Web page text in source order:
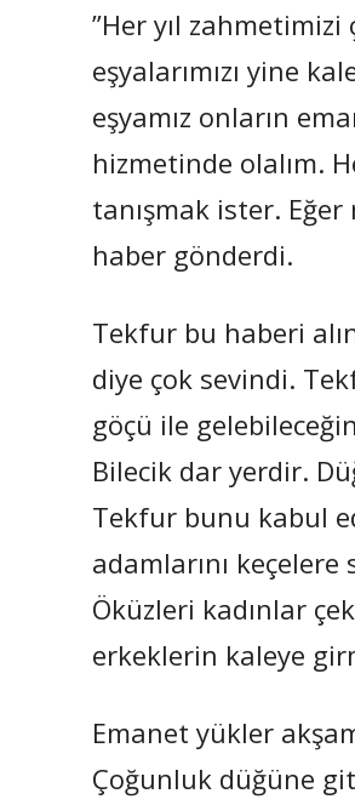
”Her yıl
eşyalarımızı yine
eşyamız onların
hizmetinde olalım.
tanışmak ister.
haber gönderdi.
Tekfur bu haberi
diye çok sevindi.
göçü ile
Bilecik dar yerdir.
Tekfur bunu kabul
adamlarını
Öküzleri kadınlar
erkeklerin kaleye
Emanet yükler
Çoğunluk düğüne